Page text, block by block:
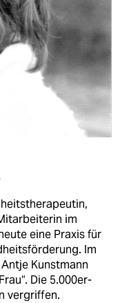
im
eine Praxis für
Im
Kunstmann
Die 5.000er-
vergriffen.